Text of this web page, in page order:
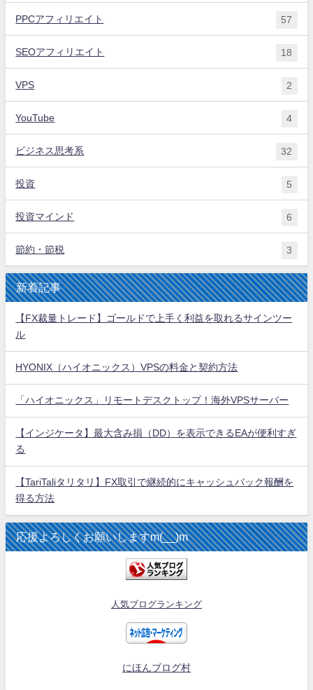
PPCアフィリエイト 57
SEOアフィリエイト 18
VPS 2
YouTube 4
ビジネス思考系 32
投資 5
投資マインド 6
節約・節税 3
新着記事
【FX裁量トレード】ゴールドで上手く利益を取れるサインツー
ル
HYONIX（ハイオニックス）VPSの料金と契約方法
「ハイオニックス」リモートデスクトップ！海外VPSサーバー
【インジケータ】最大含み損（DD）を表示できるEAが便利すぎ
る
【TariTaliタリタリ】FX取引で継続的にキャッシュバック報酬を
得る方法
応援よろしくお願いしますm(__)m
人気ブログランキング
にほんブログ村